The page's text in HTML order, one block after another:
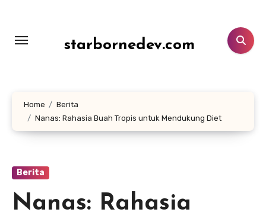
konten
starbornedev.com
Home
Berita
Nanas: Rahasia Buah Tropis untuk Mendukung Diet
Berita
Nanas: Rahasia